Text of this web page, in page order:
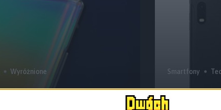
Wyróżnione
słów o Samsungu
Smartfony
Smartfon